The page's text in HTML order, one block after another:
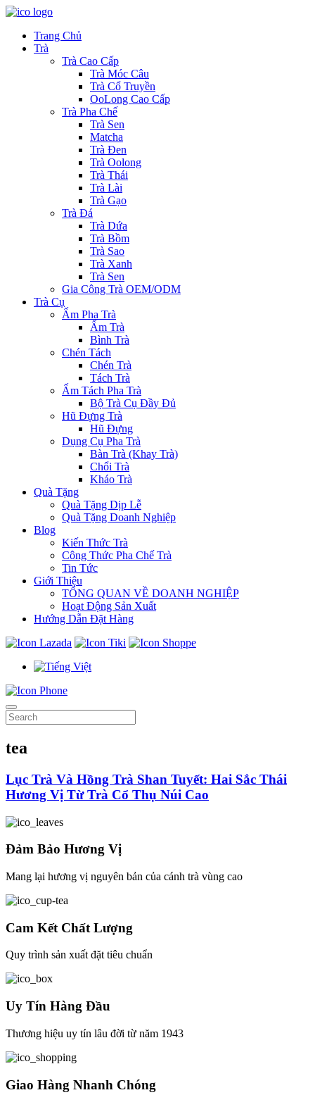
Trang Chủ
Trà
Trà Cao Cấp
Trà Móc Câu
Trà Cổ Truyền
OoLong Cao Cấp
Trà Pha Chế
Trà Sen
Matcha
Trà Đen
Trà Oolong
Trà Thái
Trà Lài
Trà Gạo
Trà Đá
Trà Dứa
Trà Bồm
Trà Sao
Trà Xanh
Trà Sen
Gia Công Trà OEM/ODM
Trà Cụ
Ấm Pha Trà
Ấm Trà
Bình Trà
Chén Tách
Chén Trà
Tách Trà
Ấm Tách Pha Trà
Bộ Trà Cụ Đầy Đủ
Hũ Đựng Trà
Hũ Đựng
Dụng Cụ Pha Trà
Bàn Trà (Khay Trà)
Chổi Trà
Kháo Trà
Quà Tặng
Quà Tặng Dịp Lễ
Quà Tặng Doanh Nghiệp
Blog
Kiến Thức Trà
Công Thức Pha Chế Trà
Tin Tức
Giới Thiệu
TỔNG QUAN VỀ DOANH NGHIỆP
Hoạt Động Sản Xuất
Hướng Dẫn Đặt Hàng
tea
Lục Trà Và Hồng Trà Shan Tuyết: Hai Sắc Thái
Hương Vị Từ Trà Cổ Thụ Núi Cao
Đảm Bảo Hương Vị
Mang lại hương vị nguyên bản của cánh trà vùng cao
Cam Kết Chất Lượng
Quy trình sản xuất đặt tiêu chuẩn
Uy Tín Hàng Đầu
Thương hiệu uy tín lâu đời từ năm 1943
Giao Hàng Nhanh Chóng